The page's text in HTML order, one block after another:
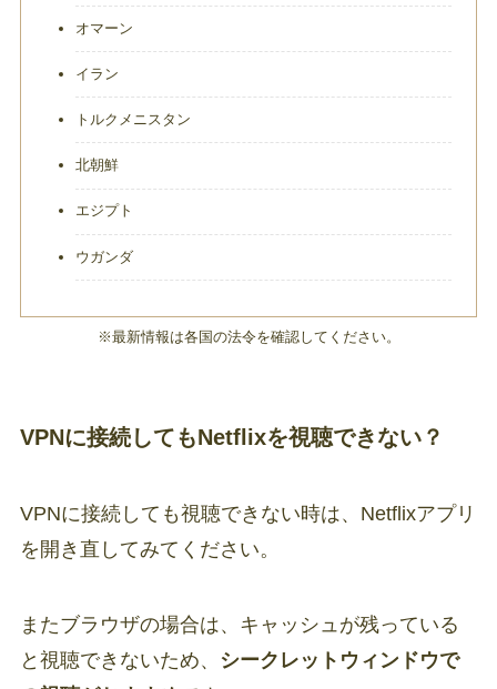
オマーン
イラン
トルクメニスタン
北朝鮮
エジプト
ウガンダ
※最新情報は各国の法令を確認してください。
VPNに接続してもNetflixを視聴できない？
VPNに接続しても視聴できない時は、Netflixアプリ
を開き直してみてください。
またブラウザの場合は、キャッシュが残っている
と視聴できないため、
シークレットウィンドウで